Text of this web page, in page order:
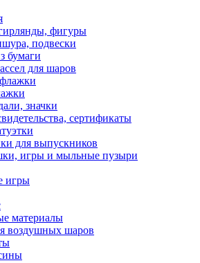
фигуры
подвески
бумаги
для шаров
значки
сертификаты
для выпускников
игры и мыльные пузыри
игры
материалы
воздушных шаров